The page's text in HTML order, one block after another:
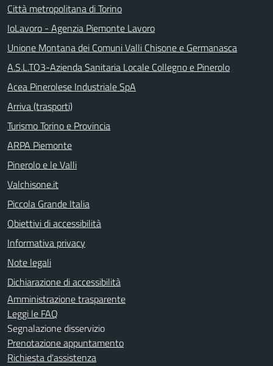
Città metropolitana di Torino
IoLavoro - Agenzia Piemonte Lavoro
Unione Montana dei Comuni Valli Chisone e Germanasca
A.S.L.TO3-Azienda Sanitaria Locale Collegno e Pinerolo
Acea Pinerolese Industriale SpA
Arriva (trasporti)
Turismo Torino e Provincia
ARPA Piemonte
Pinerolo e le Valli
Valchisone.it
Piccola Grande Italia
Obiettivi di accessibilità
Informativa privacy
Note legali
Dichiarazione di accessibilità
Amministrazione trasparente
Leggi le FAQ
Segnalazione disservizio
Prenotazione appuntamento
Richiesta d'assistenza